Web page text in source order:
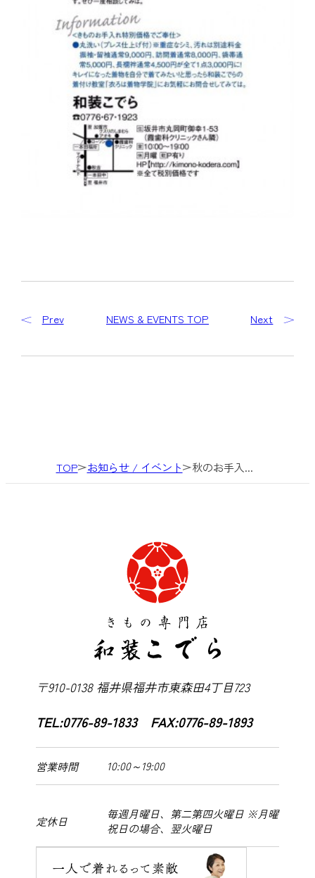
Prev NEWS & EVENTS TOP Next
TOP お知らせ / イベント 秋のお手入...
〒910-0138 福井県福井市東森田4丁目723
TEL:0776-89-1833 FAX:0776-89-1893
営業時間 10:00～19:00
定休日
毎週月曜日、第二第四火曜日 ※月曜
祝日の場合、翌火曜日